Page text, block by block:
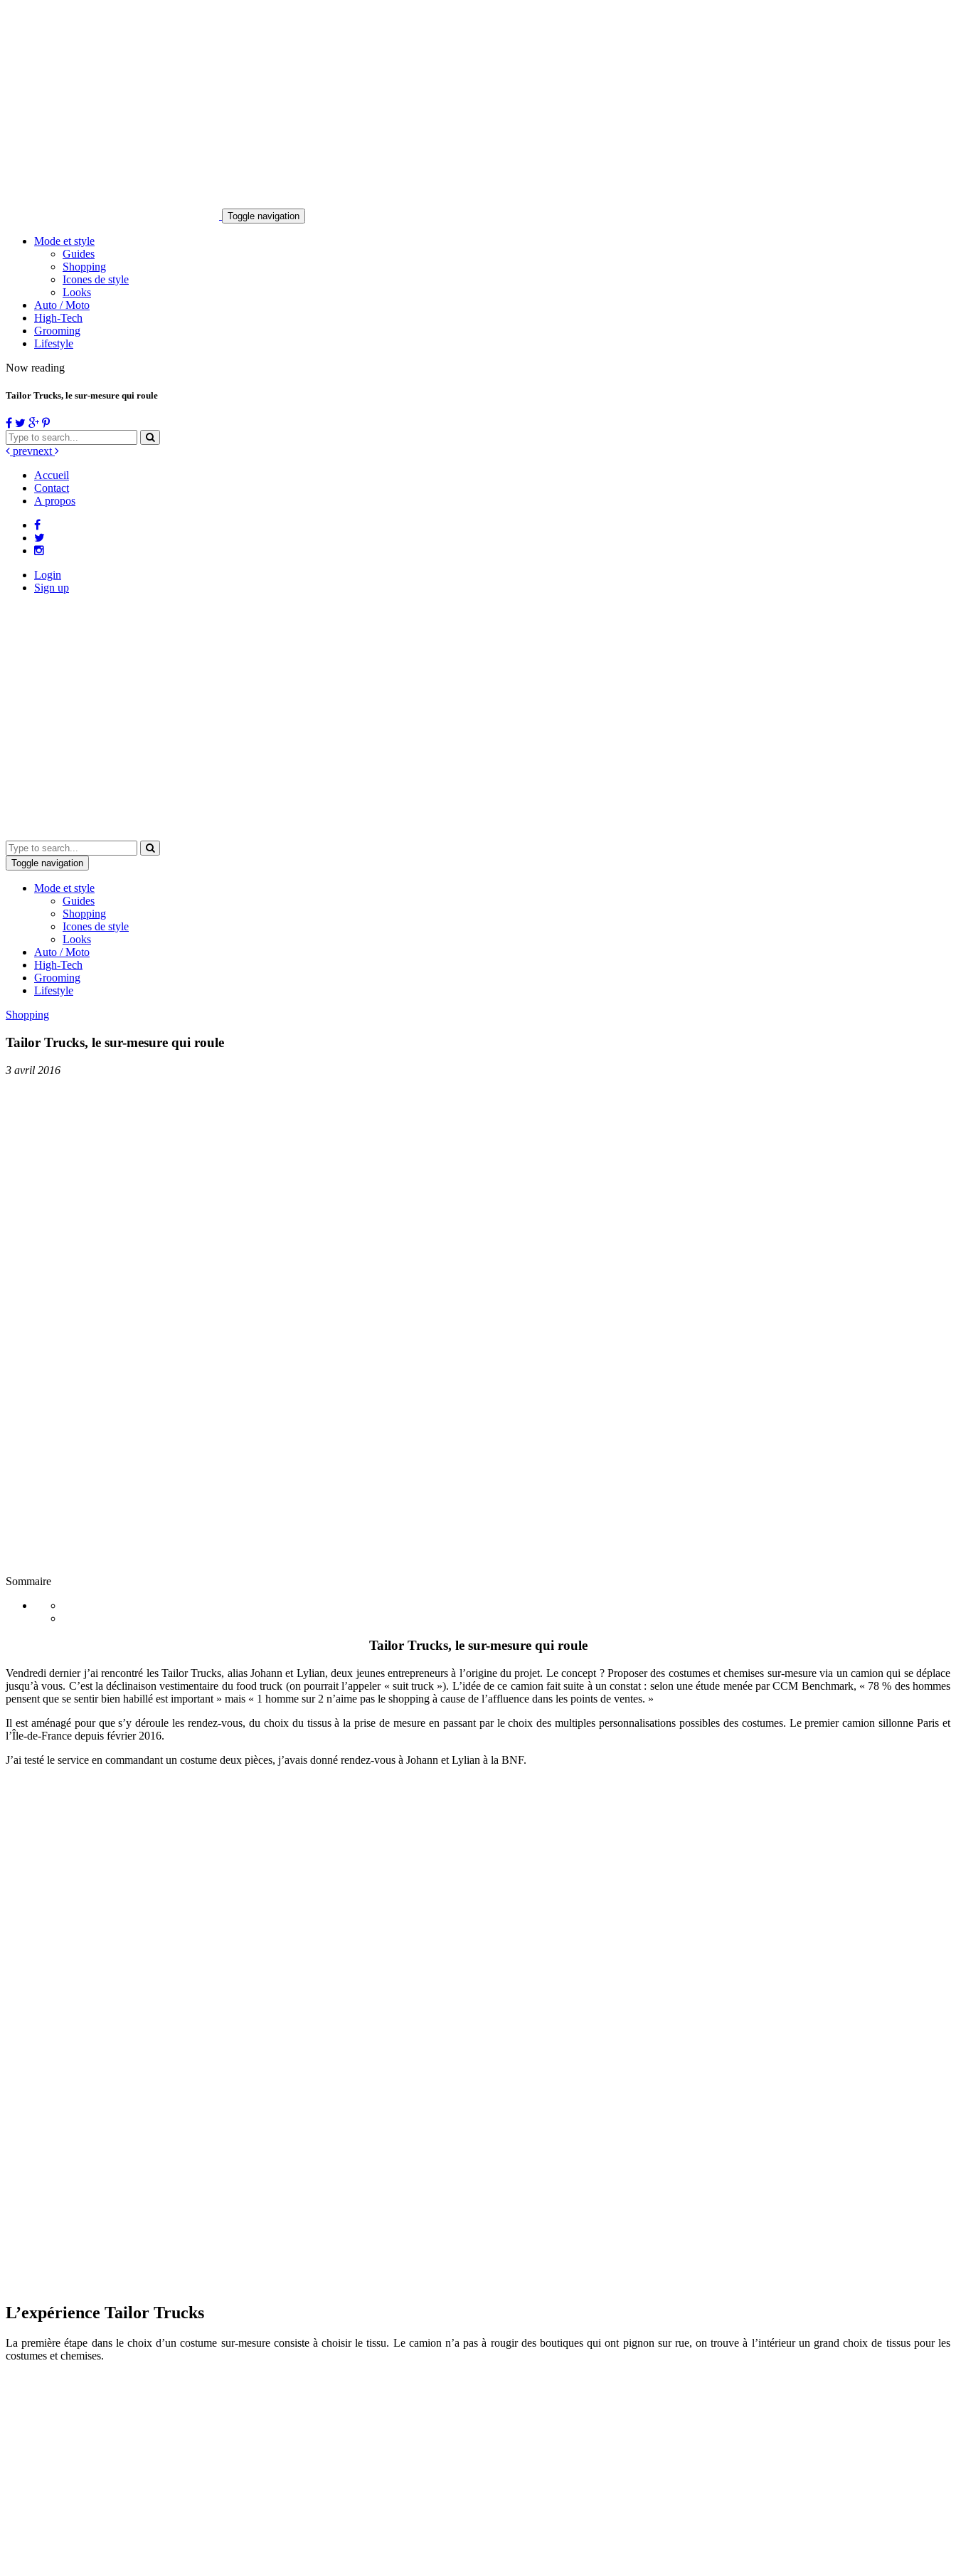
Toggle navigation
Mode et style
Guides
Shopping
Icones de style
Looks
Auto / Moto
High-Tech
Grooming
Lifestyle
Now reading
Tailor Trucks, le sur-mesure qui roule
prevnext
Accueil
Contact
A propos
Login
Sign up
Toggle navigation
Mode et style
Guides
Shopping
Icones de style
Looks
Auto / Moto
High-Tech
Grooming
Lifestyle
Shopping
Tailor Trucks, le sur-mesure qui roule
3 avril 2016
Sommaire
Tailor Trucks, le sur-mesure qui roule
Vendredi dernier j’ai rencontré les Tailor Trucks, alias Johann et Lylian, deux jeunes entrepreneurs à l’origine du projet. Le concept ? Proposer des costumes et chemises sur-mesure via un camion qui se déplace
jusqu’à vous. C’est la déclinaison vestimentaire du food truck (on pourrait l’appeler « suit truck »). L’idée de ce camion fait suite à un constat : selon une étude menée par CCM Benchmark, « 78 % des hommes
pensent que se sentir bien habillé est important » mais « 1 homme sur 2 n’aime pas le shopping à cause de l’affluence dans les points de ventes. »
Il est aménagé pour que s’y déroule les rendez-vous, du choix du tissus à la prise de mesure en passant par le choix des multiples personnalisations possibles des costumes. Le premier camion sillonne Paris et
l’Île-de-France depuis février 2016.
J’ai testé le service en commandant un costume deux pièces, j’avais donné rendez-vous à Johann et Lylian à la BNF.
L’expérience Tailor Trucks
La première étape dans le choix d’un costume sur-mesure consiste à choisir le tissu. Le camion n’a pas à rougir des boutiques qui ont pignon sur rue, on trouve à l’intérieur un grand choix de tissus pour les
costumes et chemises.